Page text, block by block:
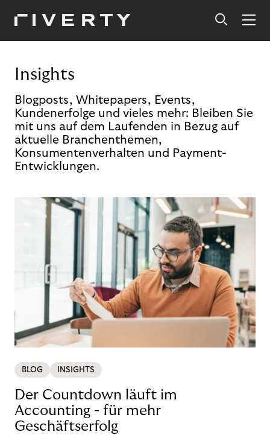
Insights
Blogposts, Whitepapers, Events,
Kundenerfolge und vieles mehr: Bleiben Sie
mit uns auf dem Laufenden in Bezug auf
aktuelle Branchenthemen,
Konsumentenverhalten und Payment-
Entwicklungen.
BLOG INSIGHTS
Der Countdown läuft im
Accounting - für mehr
Geschäftserfolg